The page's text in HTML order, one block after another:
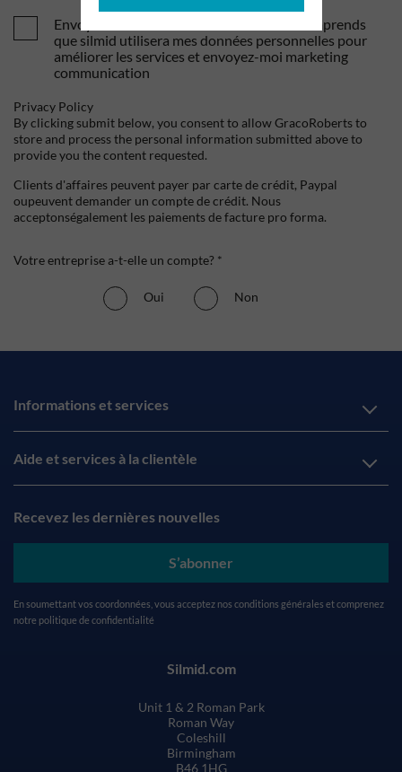
Envoyez-moi vos offres et actualités. Je comprends
que silmid utilisera mes données personnelles pour
améliorer les services et envoyez-moi marketing
communication
Privacy Policy
By clicking submit below, you consent to allow GracoRoberts to
store and process the personal information submitted above to
provide you the content requested.
Clients d'affaires peuvent payer par carte de crédit, Paypal
oupeuvent demander un compte de crédit. Nous
acceptonségalement les paiements de facture pro forma.
Votre entreprise a-t-elle un compte? *
Oui Non
Informations et services
Aide et services à la clientèle
Recevez les dernières nouvelles
S’abonner
En soumettant vos coordonnées, vous acceptez nos conditions générales et comprenez
notre politique de confidentialité
Silmid.com
Unit 1 & 2 Roman Park
Roman Way
Coleshill
Birmingham
B46 1HG